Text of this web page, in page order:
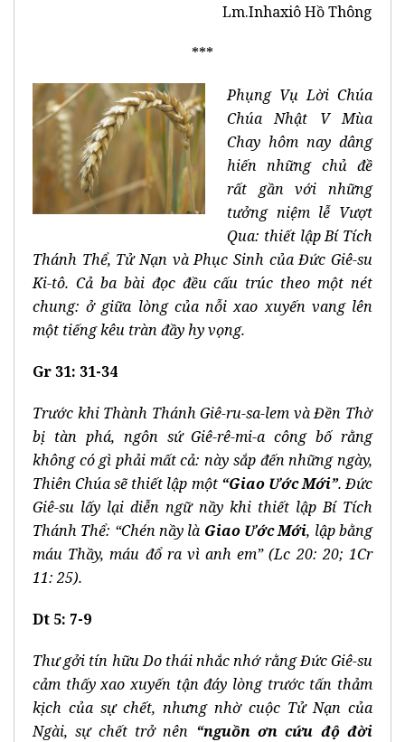
Lm.Inhaxiô Hồ Thông
***
Phụng Vụ Lời Chúa
Chúa Nhật V Mùa
Chay hôm nay dâng
hiến những chủ đề
rất gần với những
tưởng niệm lễ Vượt
Qua: thiết lập Bí Tích
Thánh Thể, Tử Nạn và Phục Sinh của Đức Giê-su
Ki-tô. Cả ba bài đọc đều cấu trúc theo một nét
chung: ở giữa lòng của nỗi xao xuyến vang lên
một tiếng kêu tràn đầy hy vọng.
Gr 31: 31-34
Trước khi Thành Thánh Giê-ru-sa-lem và Đền Thờ
bị tàn phá, ngôn sứ Giê-rê-mi-a công bố rằng
không có gì phải mất cả: này sắp đến những ngày,
Thiên Chúa sẽ thiết lập một “Giao Ước Mới”. Đức
Giê-su lấy lại diễn ngữ nầy khi thiết lập Bí Tích
Thánh Thể: “Chén nầy là Giao Ước Mới, lập bằng
máu Thầy, máu đổ ra vì anh em” (Lc 20: 20; 1Cr
11: 25).
Dt 5: 7-9
Thư gởi tín hữu Do thái nhắc nhớ rằng Đức Giê-su
cảm thấy xao xuyến tận đáy lòng trước tấn thảm
kịch của sự chết, nhưng nhờ cuộc Tử Nạn của
Ngài, sự chết trở nên “nguồn ơn cứu độ đời